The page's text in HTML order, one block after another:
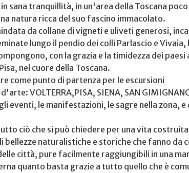
sana tranquillità, in un'area della Toscana
natura ricca del suo fascino immacolato.
da collane di vigneti e uliveti generosi,
lungo il pendio dei colli Parlascio e
con la grazia e la timidezza dei
nel cuore della Toscana.
come punto di partenza per le escursioni
VOLTERRA,PISA, SIENA, SAN
eventi, le manifestazioni, le sagre nella zona,
ciò che si può chiedere per una vita costruita
bellezze naturalistiche e storiche che fanno da
città, pure facilmente raggiungibili in una
quanto basta grazie a tutto quello che è